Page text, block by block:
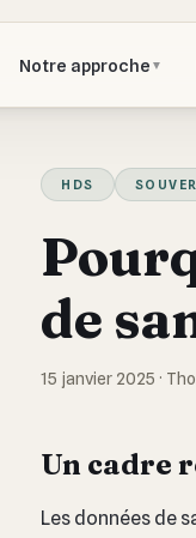
Notre approche ▼
HDS
de
15 janvier 2025 ·
Un cadre
Les données de